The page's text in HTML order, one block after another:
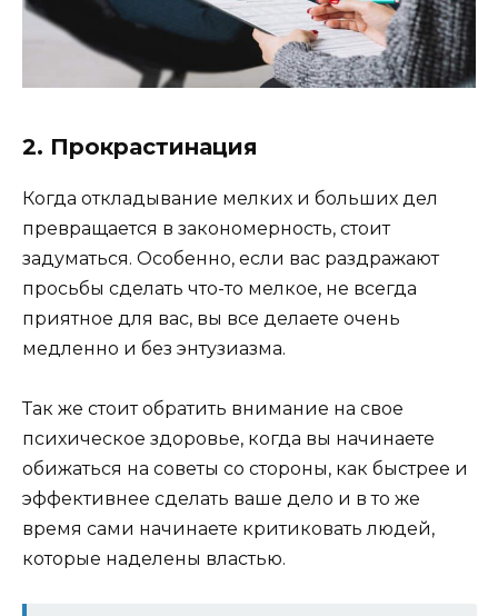
2. Прокрастинация
Когда откладывание мелких и больших дел
превращается в закономерность, стоит
задуматься. Особенно, если вас раздражают
просьбы сделать что-то мелкое, не всегда
приятное для вас, вы все делаете очень
медленно и без энтузиазма.
Так же стоит обратить внимание на свое
психическое здоровье, когда вы начинаете
обижаться на советы со стороны, как быстрее и
эффективнее сделать ваше дело и в то же
время сами начинаете критиковать людей,
которые наделены властью.